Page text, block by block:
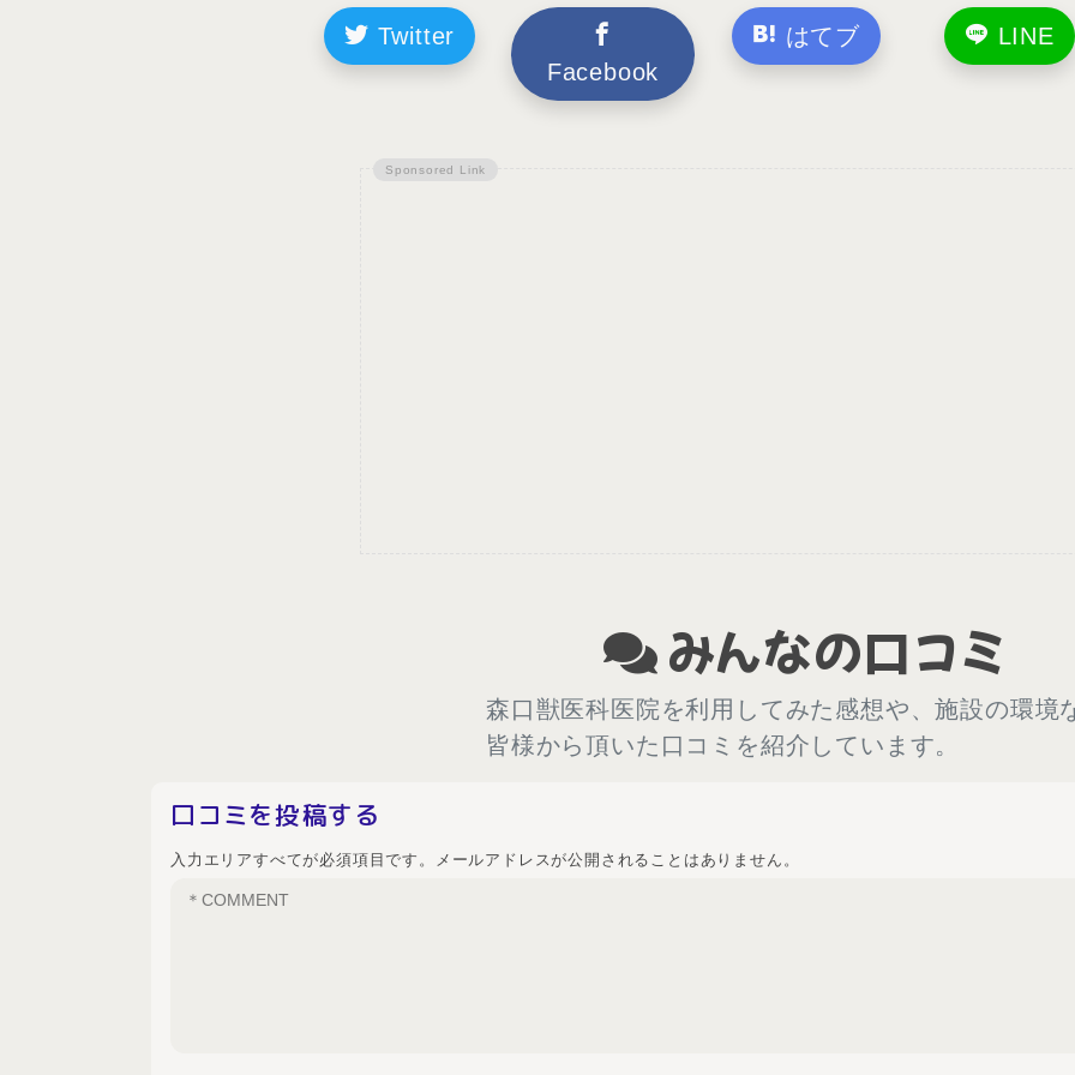
Twitter
Facebook
はてブ LINE
みんなの口コミ
森口獣医科医院を利用してみた感想や、施設の環境
皆様から頂いた口コミを紹介しています。
口コミを投稿する
入力エリアすべてが必須項目です。メールアドレスが公開されることはありません。